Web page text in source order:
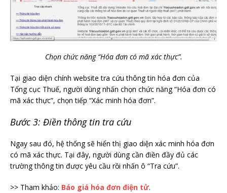
Chọn chức năng “Hóa đơn có mã xác thực”.
Tại giao diện chính website tra cứu thông tin hóa đơn của
Tổng cục Thuế, người dùng nhấn chọn chức năng “Hóa đơn có
mã xác thực”, chọn tiếp “Xác minh hóa đơn”.
Bước 3: Điền thông tin tra cứu
Ngay sau đó, hệ thống sẽ hiển thị giao diện xác minh hóa đơn
có mã xác thực. Tại đây, người dùng cần điền đầy đủ các
trường thông tin được yêu cầu rồi nhấn ô “Tra cứu”.
>> Tham khảo: Báo giá hóa đơn điện tử.